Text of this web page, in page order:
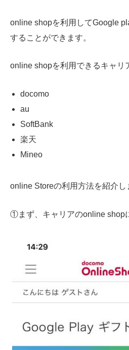
online shopを利用してGoogle
することができます。
online shopを利用できるキャリ
docomo
au
SoftBank
楽天
Mineo
online Storeの利用方法を紹介し
①まず、キャリアのonline shop